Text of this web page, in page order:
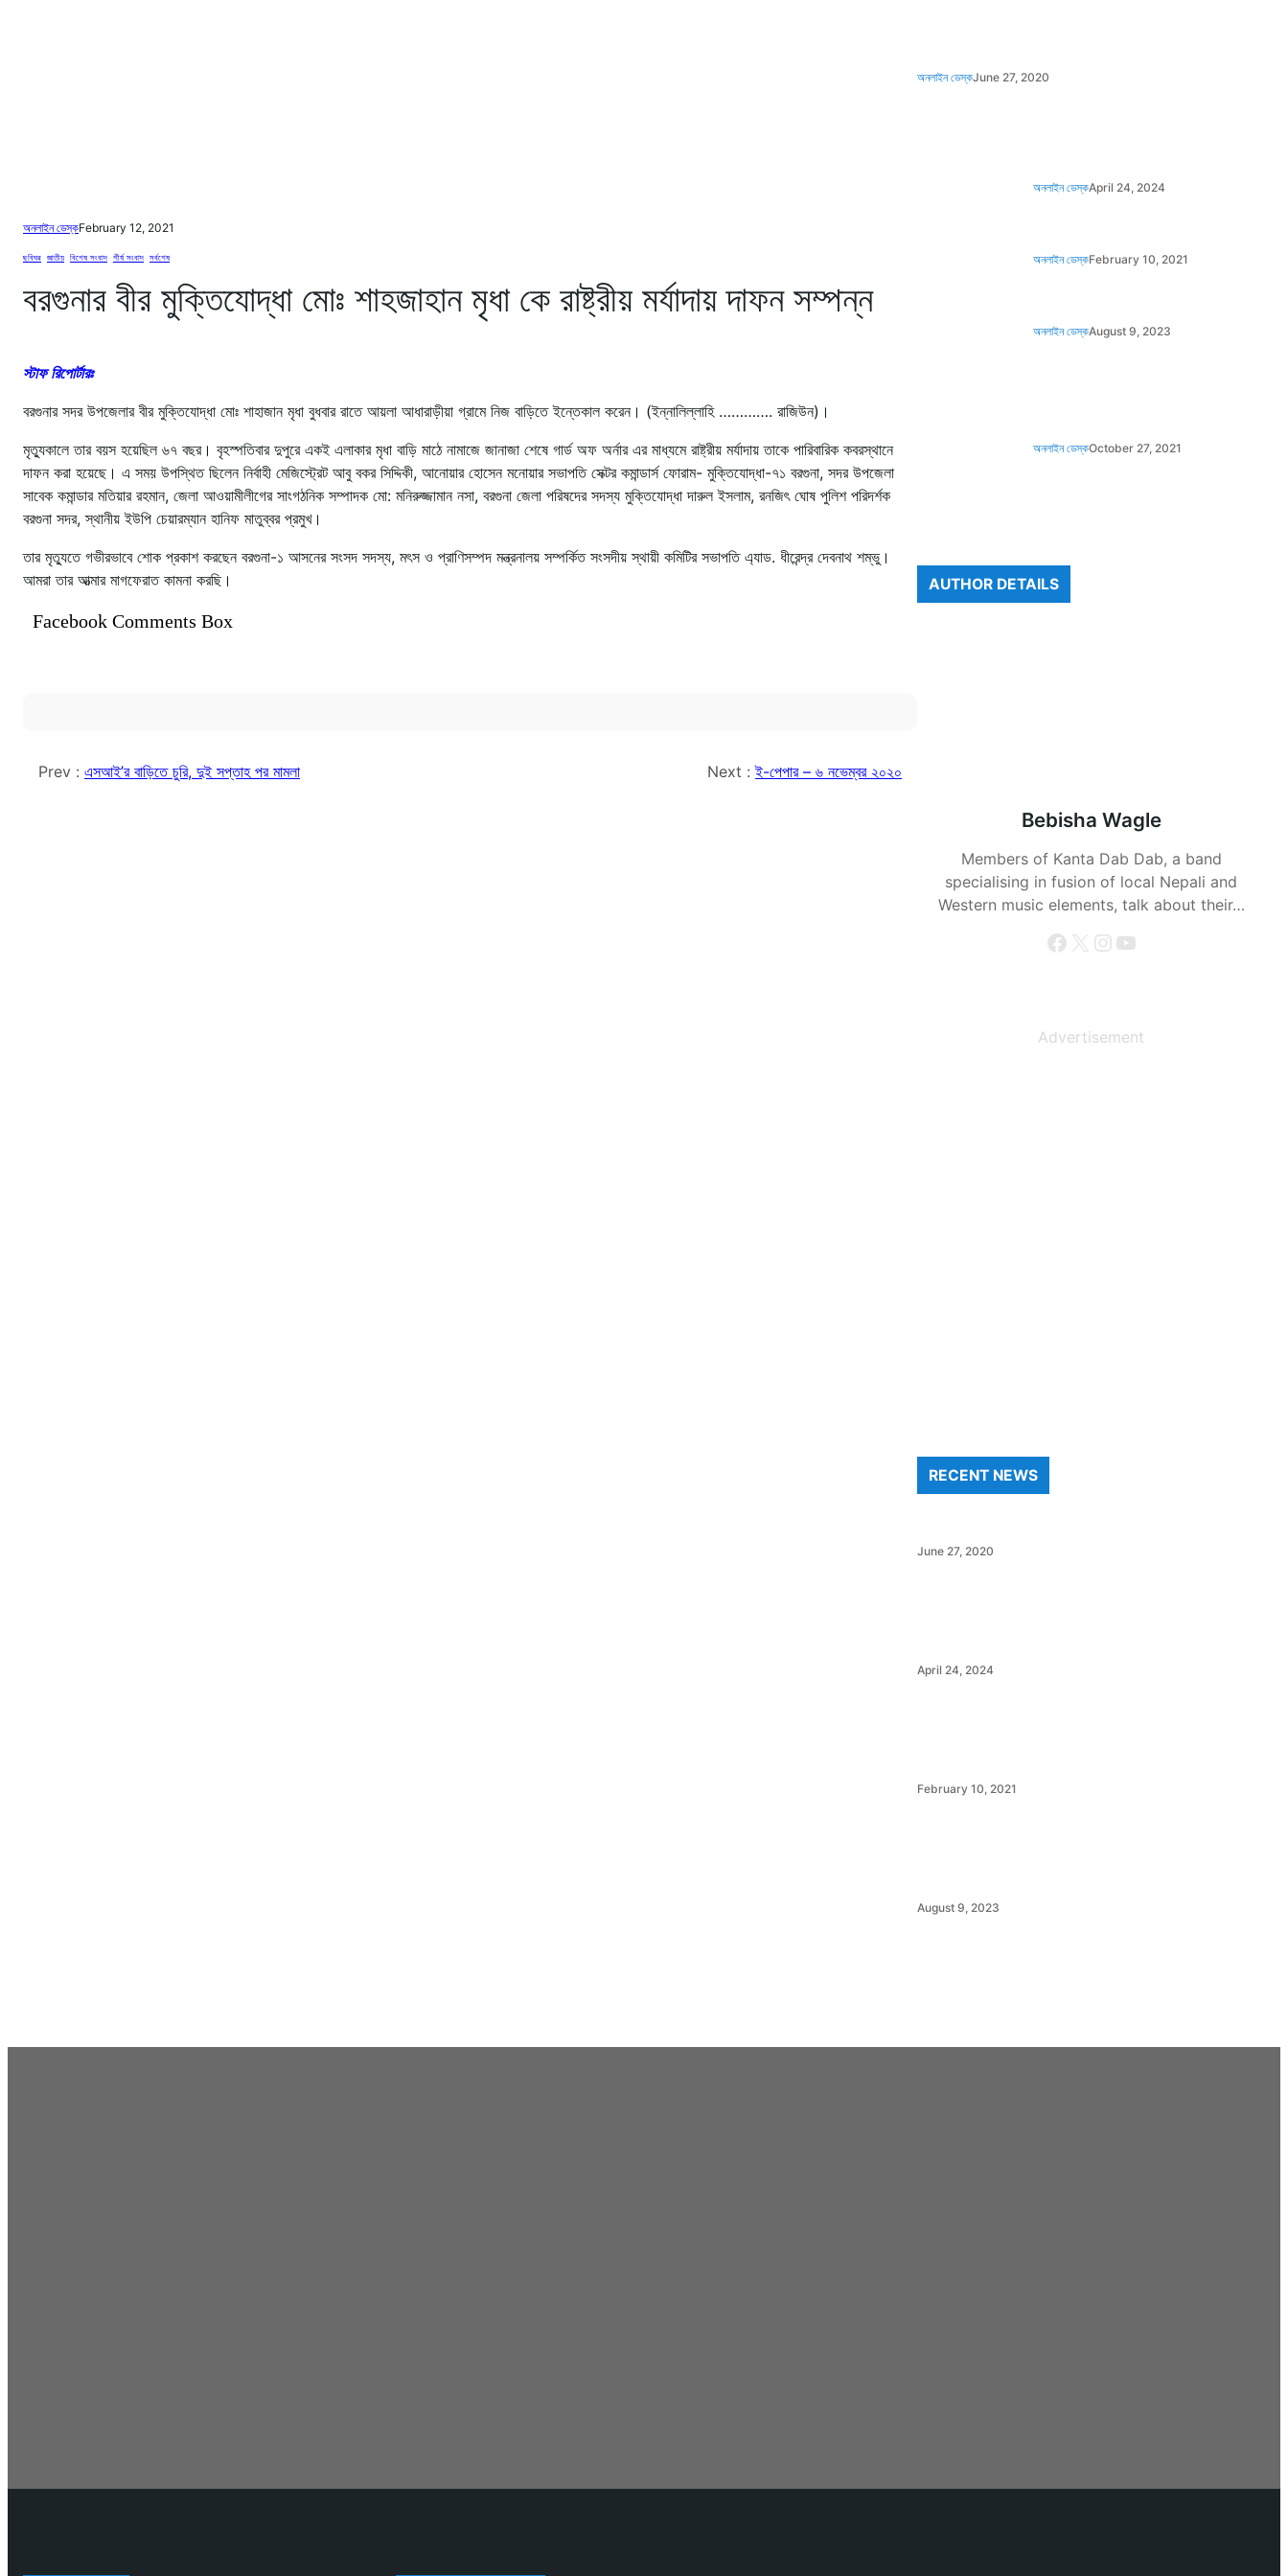
অনলাইন ডেস্কFebruary 12, 2021
ছবিঘর জাতীয় বিশেষ সংবাদ শীর্ষ সংবাদ সর্বশেষ
বরগুনার বীর মুক্তিযোদ্ধা মোঃ শাহজাহান মৃধা কে রাষ্ট্রীয় মর্যাদায় দাফন সম্পন্ন
স্টাফ রিপোর্টারঃ
বরগুনার সদর উপজেলার বীর মুক্তিযোদ্ধা মোঃ শাহাজান মৃধা বুধবার রাতে আয়লা আধারাড়ীয়া গ্রামে নিজ বাড়িতে ইন্তেকাল করেন। (ইন্নালিল্লাহি …………. রাজিউন)।
মৃত্যুকালে তার বয়স হয়েছিল ৬৭ বছর। বৃহস্পতিবার দুপুরে একই এলাকার মৃধা বাড়ি মাঠে নামাজে জানাজা শেষে গার্ড অফ অর্নার এর মাধ্যমে রাষ্ট্রীয় মর্যাদায় তাকে পারিবারিক কবরস্থানে
দাফন করা হয়েছে। এ সময় উপস্থিত ছিলেন নির্বাহী মেজিস্ট্রেট আবু বকর সিদ্দিকী, আনোয়ার হোসেন মনোয়ার সভাপতি সেক্টর কমান্ডার্স ফোরাম- মুক্তিযোদ্ধা-৭১ বরগুনা, সদর উপজেলা
সাবেক কমান্ডার মতিয়ার রহমান, জেলা আওয়ামীলীগের সাংগঠনিক সম্পাদক মো: মনিরুজ্জামান নসা, বরগুনা জেলা পরিষদের সদস্য মুক্তিযোদ্ধা দারুল ইসলাম, রনজিৎ ঘোষ পুলিশ পরিদর্শক
বরগুনা সদর, স্থানীয় ইউপি চেয়ারম্যান হানিফ মাতুব্বর প্রমুখ।
তার মৃত্যুতে গভীরভাবে শোক প্রকাশ করছেন বরগুনা-১ আসনের সংসদ সদস্য, মৎস ও প্রাণিসম্পদ মন্ত্রনালয় সম্পর্কিত সংসদীয় স্থায়ী কমিটির সভাপতি এ্যাড. ধীরেন্দ্র দেবনাথ শম্ভু।
আমরা তার আত্মার মাগফেরাত কামনা করছি।
Facebook Comments Box
Prev : এসআই’র বাড়িতে চুরি, দুই সপ্তাহ পর মামলা Next :ই-পেপার – ৬ নভেম্বর ২০২০
অনলাইন ডেস্কJune 27, 2020
অনলাইন ডেস্কApril 24, 2024
অনলাইন ডেস্কFebruary 10, 2021
অনলাইন ডেস্কAugust 9, 2023
অনলাইন ডেস্কOctober 27, 2021
AUTHOR DETAILS
Bebisha Wagle
Members of Kanta Dab Dab, a band
specialising in fusion of local Nepali and
Western music elements, talk about their…
Facebook X Instagram YouTube
Advertisement
RECENT NEWS
June 27, 2020
April 24, 2024
February 10, 2021
August 9, 2023